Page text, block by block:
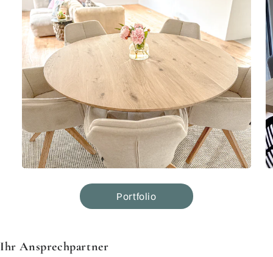
Portfolio
​​​​​​​Ihr Ansprechpartner